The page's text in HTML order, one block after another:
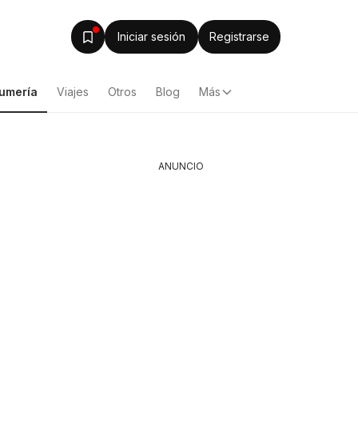
Iniciar sesión Registrarse
Viajes Otros Blog Más
ANUNCIO